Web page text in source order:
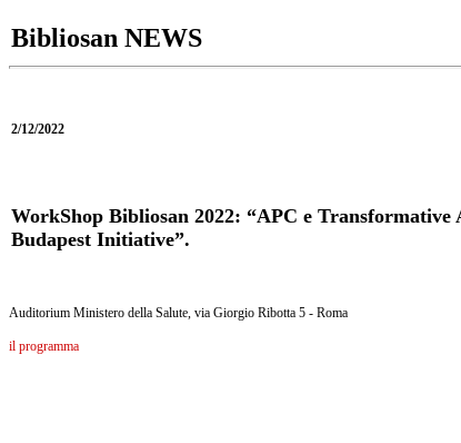
Bibliosan NEWS
2/12/2022
WorkShop Bibliosan 2022: “APC e Transformative
Budapest Initiative”.
Auditorium Ministero della Salute, via Giorgio Ribotta 5 - Roma
il programma